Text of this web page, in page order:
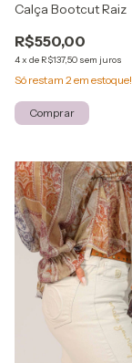
Calça Bootcut Raiz
R$550,00
4x de R$137,50 sem juros
Só restam 2em estoque!
Comprar